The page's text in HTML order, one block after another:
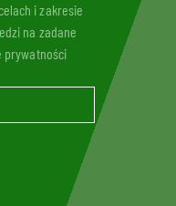
i zakresie
na zadane
prywatności